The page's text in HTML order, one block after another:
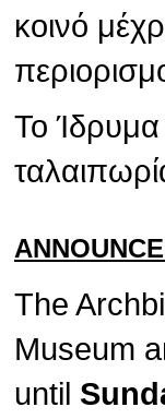
κοινό
Το Ίδρυμα
The
Museum
until